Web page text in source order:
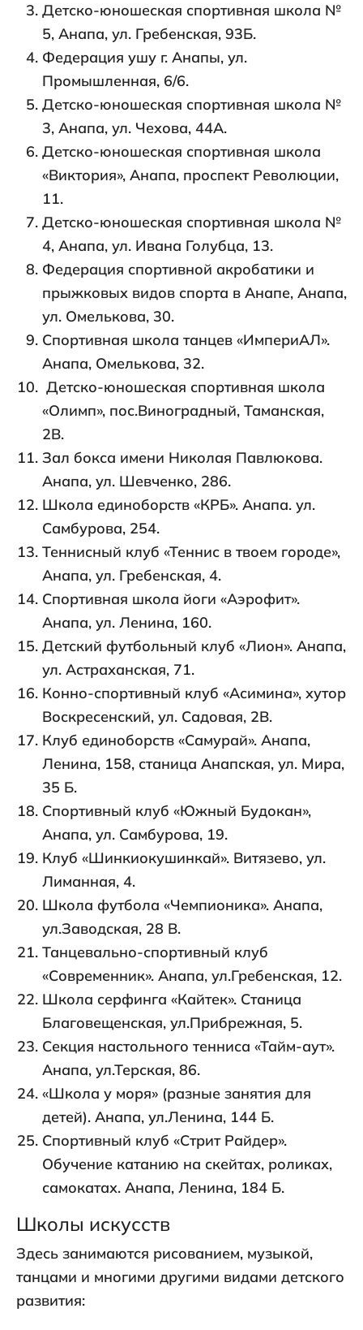
Детско-юношеская спортивная школа №
5, Анапа, ул. Гребенская, 93Б.
Федерация ушу г. Анапы, ул.
Промышленная, 6/6.
Детско-юношеская спортивная школа №
3, Анапа, ул. Чехова, 44А.
Детско-юношеская спортивная школа
«Виктория», Анапа, проспект Революции,
11.
Детско-юношеская спортивная школа №
4, Анапа, ул. Ивана Голубца, 13.
Федерация спортивной акробатики и
прыжковых видов спорта в Анапе, Анапа,
ул. Омелькова, 30.
Спортивная школа танцев «ИмпериАЛ».
Анапа, Омелькова, 32.
Детско-юношеская спортивная школа
«Олимп», пос.Виноградный, Таманская,
2В.
Зал бокса имени Николая Павлюкова.
Анапа, ул. Шевченко, 286.
Школа единоборств «КРБ». Анапа. ул.
Самбурова, 254.
Теннисный клуб «Теннис в твоем городе»,
Анапа, ул. Гребенская, 4.
Спортивная школа йоги «Аэрофит».
Анапа, ул. Ленина, 160.
Детский футбольный клуб «Лион». Анапа,
ул. Астраханская, 71.
Конно-спортивный клуб «Асимина», хутор
Воскресенский, ул. Садовая, 2В.
Клуб единоборств «Самурай». Анапа,
Ленина, 158, станица Анапская, ул. Мира,
35 Б.
Спортивный клуб «Южный Будокан»,
Анапа, ул. Самбурова, 19.
Клуб «Шинкиокушинкай». Витязево, ул.
Лиманная, 4.
Школа футбола «Чемпионика». Анапа,
ул.Заводская, 28 В.
Танцевально-спортивный клуб
«Современник». Анапа, ул.Гребенская, 12.
Школа серфинга «Кайтек». Станица
Благовещенская, ул.Прибрежная, 5.
Секция настольного тенниса «Тайм-аут».
Анапа, ул.Терская, 86.
«Школа у моря» (разные занятия для
детей). Анапа, ул.Ленина, 144 Б.
Спортивный клуб «Стрит Райдер».
Обучение катанию на скейтах, роликах,
самокатах. Анапа, Ленина, 184 Б.
Школы искусств
Здесь занимаются рисованием, музыкой,
танцами и многими другими видами детского
развития: